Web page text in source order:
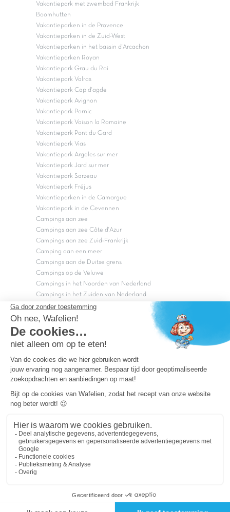
Vakantiepark met zwembad Frankrijk
Boomhutten
Vakantieparken in de Provence
Vakantieparken in de Zuid-West
Vakantieparken in het bassin d'Arcachon
Vakantieparken Royan
Vakantiepark Grau du Roi
Vakantiepark Valras
Vakantiepark Cap d'agde
Vakantiepark Avignon
Vakantiepark Pornic
Vakantiepark Vaison la Romaine
Vakantiepark Pont du Gard
Vakantiepark Vias
Vakantiepark Argeles sur mer
Vakantiepark Jard sur mer
Vakantiepark Sarzeau
Vakantiepark Fréjus
Vakantieparken in de Camargue
Vakantiepark in de Cevennen
Campings aan zee
Campings aan zee Côte d'Azur
Campings aan zee Zuid-Frankrijk
Camping aan een meer
Campings aan de Duitse grens
Campings op de Veluwe
Campings in het Noorden van Nederland
Campings in het Zuiden van Nederland
Copyright Capfun 2026 ©
Bij Capfun solliciteren
Veelgestelde vragen
Dutchbox Vakantiepark
Superdeals
Capfun in de media
Carabouille.nl
Wettelijke bepalingen
Algemene reisvoorwaarden
Persvragen? mailpersvragen@capfun.com
Powered by ICS
OK
Je cookie-voorkeuren wijzigen